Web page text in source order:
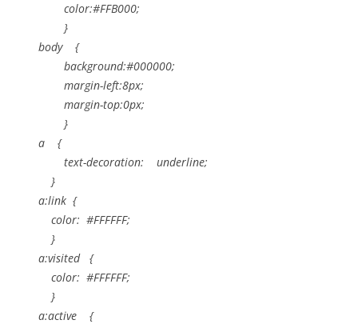
color:#FFB000;
}
body {
background:#000000;
margin-left:8px;
margin-top:0px;
}
a {
text-decoration: underline;
}
a:link {
color: #FFFFFF;
}
a:visited {
color: #FFFFFF;
}
a:active {